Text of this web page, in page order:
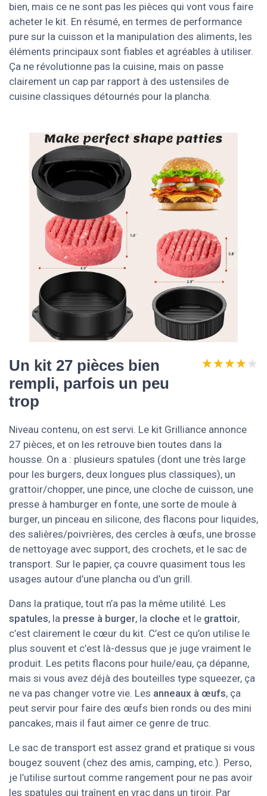
bien, mais ce ne sont pas les pièces qui vont vous faire
acheter le kit. En résumé, en termes de performance
pure sur la cuisson et la manipulation des aliments, les
éléments principaux sont fiables et agréables à utiliser.
Ça ne révolutionne pas la cuisine, mais on passe
clairement un cap par rapport à des ustensiles de
cuisine classiques détournés pour la plancha.
Un kit 27 pièces bien
rempli, parfois un peu
trop
★★★★★
★★★★★
Niveau contenu, on est servi. Le kit Grilliance annonce
27 pièces, et on les retrouve bien toutes dans la
housse. On a : plusieurs spatules (dont une très large
pour les burgers, deux longues plus classiques), un
grattoir/chopper, une pince, une cloche de cuisson, une
presse à hamburger en fonte, une sorte de moule à
burger, un pinceau en silicone, des flacons pour liquides,
des salières/poivrières, des cercles à œufs, une brosse
de nettoyage avec support, des crochets, et le sac de
transport. Sur le papier, ça couvre quasiment tous les
usages autour d’une plancha ou d’un grill.
Dans la pratique, tout n’a pas la même utilité. Les
spatules, la presse à burger, la cloche et le grattoir,
c’est clairement le cœur du kit. C’est ce qu’on utilise le
plus souvent et c’est là-dessus que je juge vraiment le
produit. Les petits flacons pour huile/eau, ça dépanne,
mais si vous avez déjà des bouteilles type squeezer, ça
ne va pas changer votre vie. Les anneaux à œufs, ça
peut servir pour faire des œufs bien ronds ou des mini
pancakes, mais il faut aimer ce genre de truc.
Le sac de transport est assez grand et pratique si vous
bougez souvent (chez des amis, camping, etc.). Perso,
je l’utilise surtout comme rangement pour ne pas avoir
les spatules qui traînent en vrac dans un tiroir. Par